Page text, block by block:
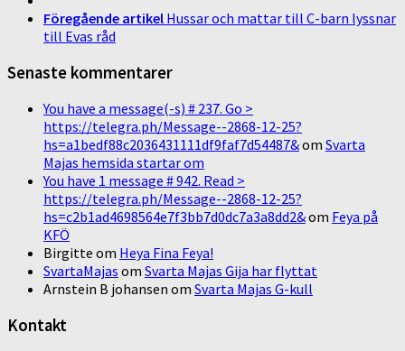
Föregående artikel Hussar och mattar till C-barn lyssnar
till Evas råd
Senaste kommentarer
You have a message(-s) # 237. Go >
https://telegra.ph/Message--2868-12-25?
hs=a1bedf88c2036431111df9faf7d54487&om Svarta
Majas hemsida startar om
You have 1 message # 942. Read >
https://telegra.ph/Message--2868-12-25?
hs=c2b1ad4698564e7f3bb7d0dc7a3a8dd2&om Feya på
KFÖ
Birgitte om Heya Fina Feya!
SvartaMajas om Svarta Majas Gija har flyttat
Arnstein B johansen om Svarta Majas G-kull
Kontakt